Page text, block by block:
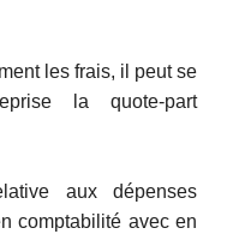
les frais, il peut se
la quote-part
aux dépenses
comptabilité avec en